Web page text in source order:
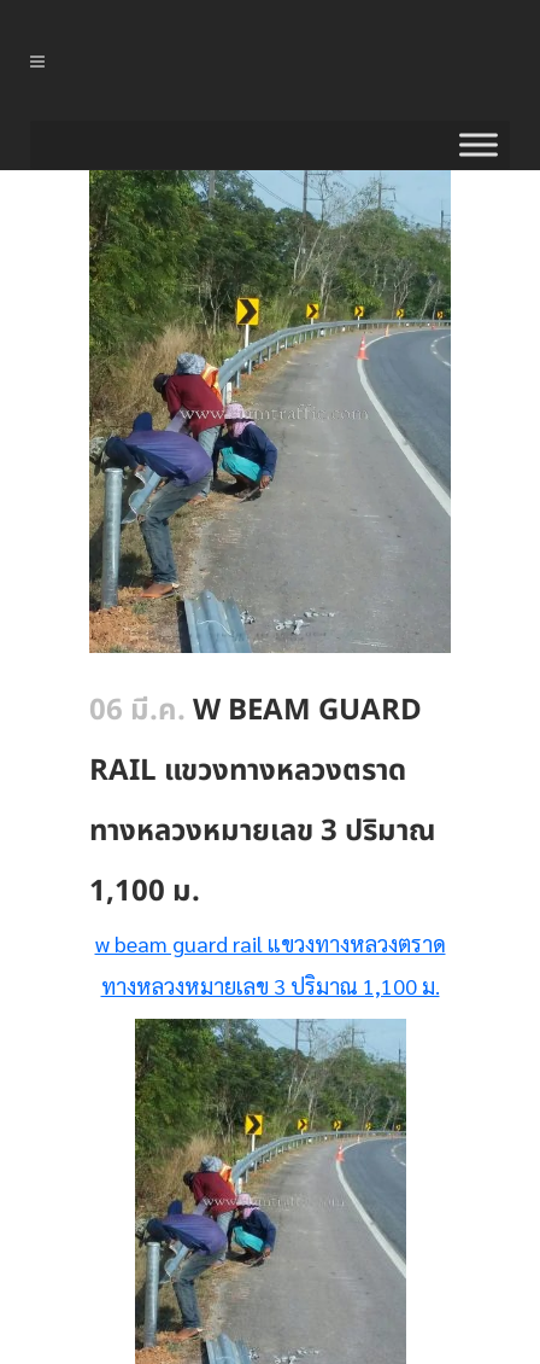
06 มี.ค.W BEAM GUARD
RAIL แขวงทางหลวงตราด
ทางหลวงหมายเลข 3 ปริมาณ
1,100 ม.
w beam guard rail แขวงทางหลวงตราด
ทางหลวงหมายเลข 3 ปริมาณ 1,100 ม.